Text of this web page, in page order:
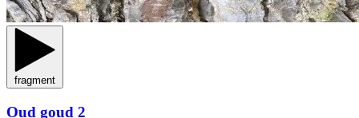
fragment
Oud goud 2